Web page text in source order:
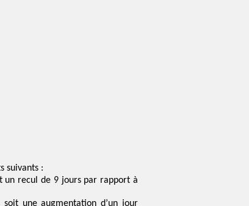
suivants :
un recul de 9 jours par rapport à
une augmentation d’un jour